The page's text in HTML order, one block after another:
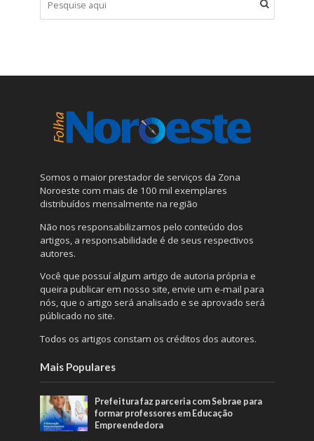
Somos o maior prestador de serviços da Zona
Noroeste com mais de 100 mil exemplares
distribuídos mensalmente na região
Não nos responsabilizamos pelo conteúdo dos
artigos, a responsabilidade é de seus respectivos
autores.
Você que possuí algum artigo de autoria própria e
queira publicar em nosso site, envie um e-mail para
nós, que o artigo será analisado e se aprovado será
públicado no site.
Todos os artigos constam os créditos dos autores.
Mais Populares
Prefeitura faz parceria com Sebrae para
formar professores em Educação
Empreendedora